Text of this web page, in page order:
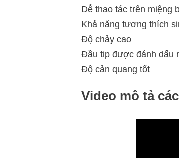
Dễ thao tác trên miệng
Khả năng tương thích
Độ chảy cao
Đầu tip được đánh dấu
Độ cản quang tốt
Video mô tả